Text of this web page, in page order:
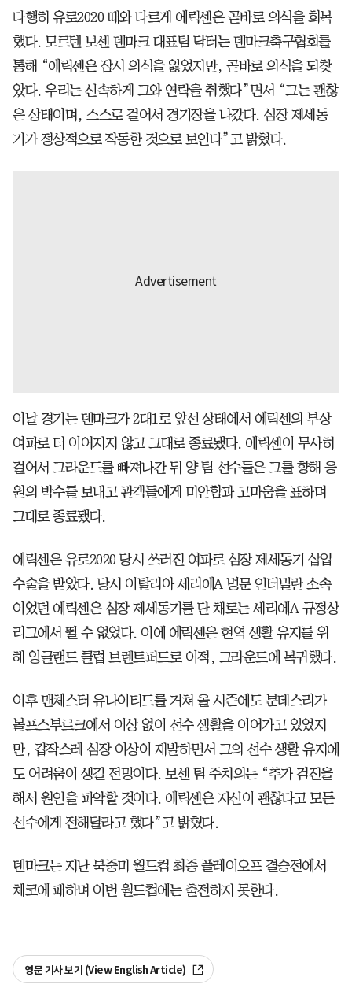
다행히 유로2020 때와 다르게 에릭센은 곧바로 의식을 회복
했다. 모르텐 보센 덴마크 대표팀 닥터는 덴마크축구협회를
통해 “에릭센은 잠시 의식을 잃었지만, 곧바로 의식을 되찾
았다. 우리는 신속하게 그와 연락을 취했다”면서 “그는 괜찮
은 상태이며, 스스로 걸어서 경기장을 나갔다. 심장 제세동
기가 정상적으로 작동한 것으로 보인다”고 밝혔다.
이날 경기는 덴마크가 2대1로 앞선 상태에서 에릭센의 부상
여파로 더 이어지지 않고 그대로 종료됐다. 에릭센이 무사히
걸어서 그라운드를 빠져나간 뒤 양 팀 선수들은 그를 향해 응
원의 박수를 보내고 관객들에게 미안함과 고마움을 표하며
그대로 종료됐다.
에릭센은 유로2020 당시 쓰러진 여파로 심장 제세동기 삽입
수술을 받았다. 당시 이탈리아 세리에A 명문 인터밀란 소속
이었던 에릭센은 심장 제세동기를 단 채로는 세리에A 규정상
리그에서 뛸 수 없었다. 이에 에릭센은 현역 생활 유지를 위
해 잉글랜드 클럽 브렌트퍼드로 이적, 그라운드에 복귀했다.
이후 맨체스터 유나이티드를 거쳐 올 시즌에도 분데스리가
볼프스부르크에서 이상 없이 선수 생활을 이어가고 있었지
만, 갑작스레 심장 이상이 재발하면서 그의 선수 생활 유지에
도 어려움이 생길 전망이다. 보센 팀 주치의는 “추가 검진을
해서 원인을 파악할 것이다. 에릭센은 자신이 괜찮다고 모든
선수에게 전해달라고 했다”고 밝혔다.
덴마크는 지난 북중미 월드컵 최종 플레이오프 결승전에서
체코에 패하며 이번 월드컵에는 출전하지 못한다.
영문 기사 보기 (View English Article)